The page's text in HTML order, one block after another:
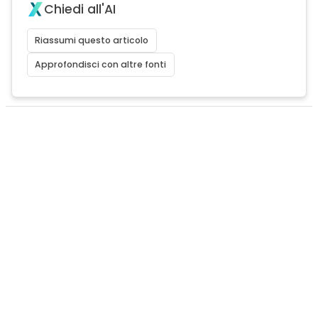
Chiedi all'AI
Riassumi questo articolo
Approfondisci con altre fonti